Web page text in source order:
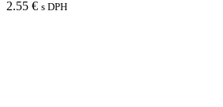
2.55 € s DPH